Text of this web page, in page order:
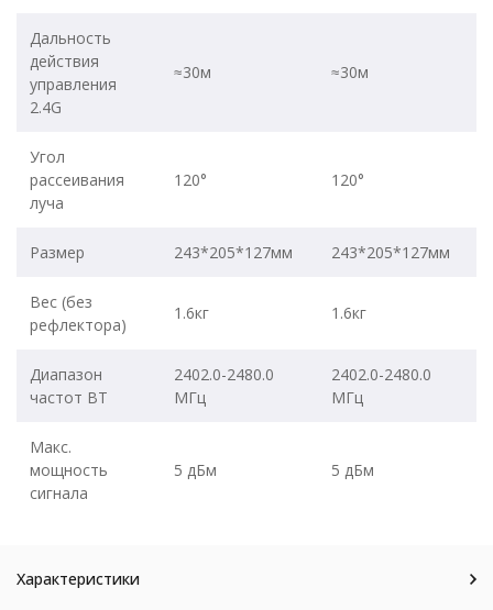
Дальность
действия
управления
2.4G
≈30м ≈30м
Угол
рассеивания
луча
120° 120°
Размер 243*205*127мм 243*205*127мм
Вес (без
рефлектора)
1.6кг 1.6кг
Диапазон
частот BT
2402.0-2480.0
МГц
2402.0-2480.0
МГц
Макс.
мощность
сигнала
5 дБм 5 дБм
Характеристики